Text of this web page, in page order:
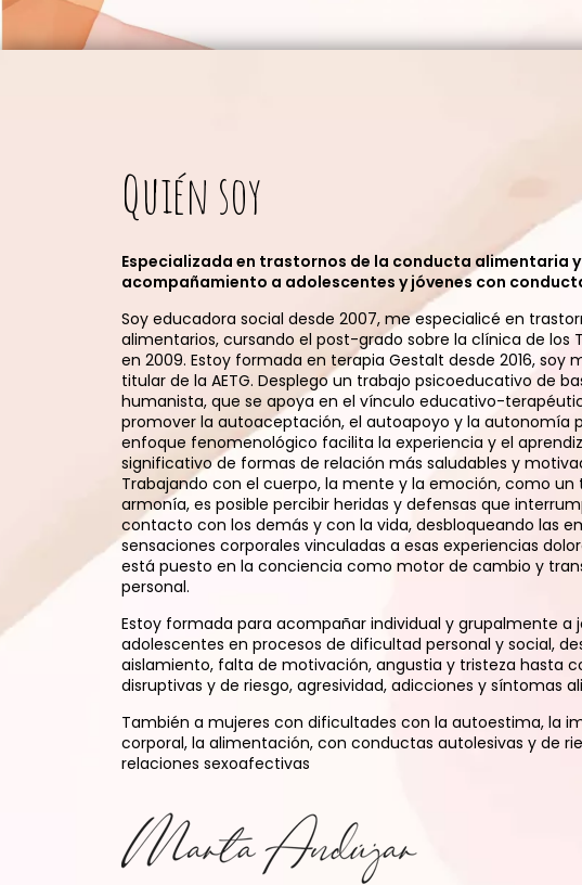
Quién soy
Especializada en trastornos de la conducta alimentaria y
acompañamiento a adolescentes y jóvenes con
Soy educadora social desde 2007, me especialicé en
alimentarios, cursando el post-grado sobre la clínica de los
en 2009. Estoy formada en terapia Gestalt desde 2016, soy
titular de la AETG. Desplego un trabajo psicoeducativo de
humanista, que se apoya en el vínculo educativo-
promover la autoaceptación, el autoapoyo y la autonomía
enfoque fenomenológico facilita la experiencia y el
significativo de formas de relación más saludables y
Trabajando con el cuerpo, la mente y la emoción, como un
armonía, es posible percibir heridas y defensas que
contacto con los demás y con la vida, desbloqueando las
sensaciones corporales vinculadas a esas experiencias
está puesto en la conciencia como motor de cambio y
personal.
Estoy formada para acompañar individual y grupalmente a
adolescentes en procesos de dificultad personal y social,
aislamiento, falta de motivación, angustia y tristeza hasta
disruptivas y de riesgo, agresividad, adicciones y síntomas
También a mujeres con dificultades con la autoestima, la
corporal, la alimentación, con conductas autolesivas y de
relaciones sexoafectivas